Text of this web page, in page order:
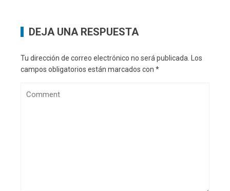
DEJA UNA RESPUESTA
Tu dirección de correo electrónico no será publicada.
Los
campos obligatorios están marcados con *